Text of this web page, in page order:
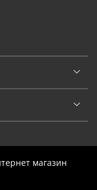
магазин